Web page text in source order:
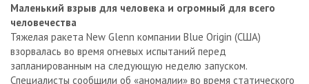
Маленький взрыв для человека и огромный для всего
человечества
Тяжелая ракета New Glenn компании Blue Origin (США)
взорвалась во время огневых испытаний перед
запланированным на следующую неделю запуском.
Специалисты сообщили об «аномалии» во время статического